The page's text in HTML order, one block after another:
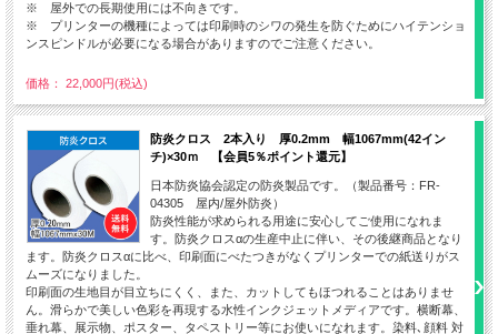
※ 屋外での長期使用には不向きです。
※ プリンターの機種によっては印刷時のシワの発生を防ぐためにハイテンショ
ンスピンドルが必要になる場合がありますのでご注意ください。
価格： 22,000円(税込)
防炎クロス 2本入り 厚0.2mm 幅1067mm(42イン
チ)×30ｍ 【会員5％ポイント還元】
日本防炎協会認定の防炎製品です。（製品番号：FR-
04305 屋内/屋外防炎）
防炎性能が求められる用途に安心してご使用になれま
す。防炎クロスαの生産中止に伴い、その後継商品となり
ます。防炎クロスαに比べ、印刷面にべたつきがなくプリンターでの紙送りがス
ムーズになりました。
印刷面の生地目が目立ちにくく、また、カットしてもほつれることはありませ
ん。滑らかで美しい色彩を再現する水性インクジェットメディアです。横断幕、
垂れ幕、展示物、ポスター、タペストリー等にお使いになれます。染料､顔料 対